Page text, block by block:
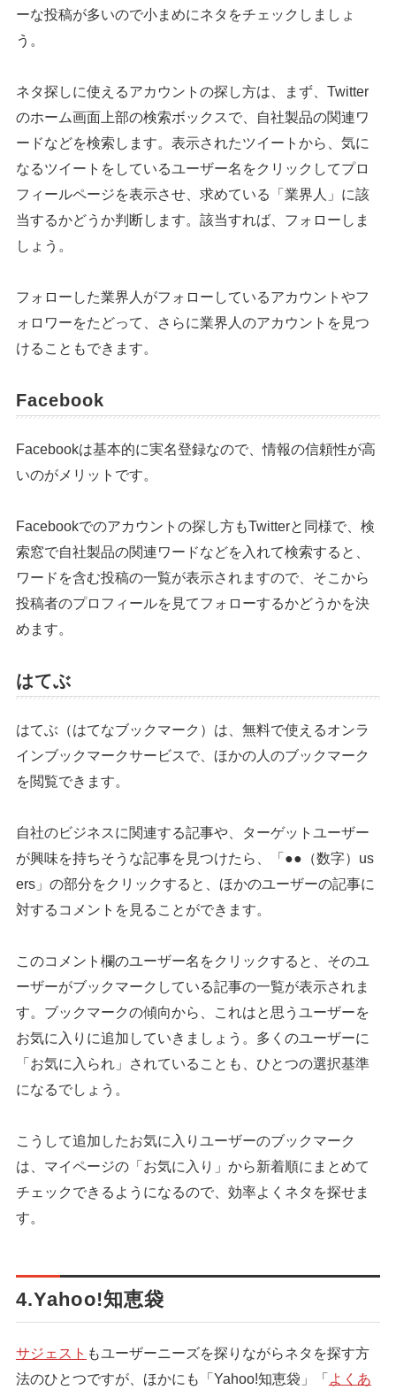
ーな投稿が多いので小まめにネタをチェックしましょ
う。
ネタ探しに使えるアカウントの探し方は、まず、Twitter
のホーム画面上部の検索ボックスで、自社製品の関連ワ
ードなどを検索します。表示されたツイートから、気に
なるツイートをしているユーザー名をクリックしてプロ
フィールページを表示させ、求めている「業界人」に該
当するかどうか判断します。該当すれば、フォローしま
しょう。
フォローした業界人がフォローしているアカウントやフ
ォロワーをたどって、さらに業界人のアカウントを見つ
けることもできます。
Facebook
Facebookは基本的に実名登録なので、情報の信頼性が高
いのがメリットです。
Facebookでのアカウントの探し方もTwitterと同様で、検
索窓で自社製品の関連ワードなどを入れて検索すると、
ワードを含む投稿の一覧が表示されますので、そこから
投稿者のプロフィールを見てフォローするかどうかを決
めます。
はてぶ
はてぶ（はてなブックマーク）は、無料で使えるオンラ
インブックマークサービスで、ほかの人のブックマーク
を閲覧できます。
自社のビジネスに関連する記事や、ターゲットユーザー
が興味を持ちそうな記事を見つけたら、「●●（数字）us
ers」の部分をクリックすると、ほかのユーザーの記事に
対するコメントを見ることができます。
このコメント欄のユーザー名をクリックすると、そのユ
ーザーがブックマークしている記事の一覧が表示されま
す。ブックマークの傾向から、これはと思うユーザーを
お気に入りに追加していきましょう。多くのユーザーに
「お気に入られ」されていることも、ひとつの選択基準
になるでしょう。
こうして追加したお気に入りユーザーのブックマーク
は、マイページの「お気に入り」から新着順にまとめて
チェックできるようになるので、効率よくネタを探せま
す。
4.Yahoo!知恵袋
サジェスト もユーザーニーズを探りながらネタを探す方
法のひとつですが、ほかにも「Yahoo!知恵袋」「 よくあ
シェア 投稿